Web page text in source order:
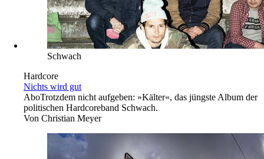
Schwach
Hardcore
Nichts wird gut
AboTrotzdem nicht aufgeben: »Kälter«, das jüngste Album der
politischen Hardcoreband Schwach.
Von Christian Meyer